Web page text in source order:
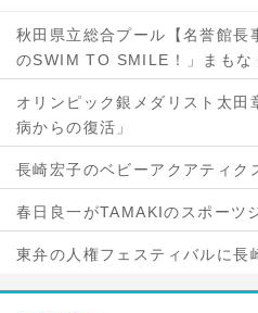
秋田県立総合プール【名誉館長
のSWIM TO SMILE！」まもな
オリンピック銀メダリスト太田
病からの復活」
長崎宏子のベビーアクアティク
春日良一がTAMAKIのスポーツ
東弁の人権フェスティバルに長